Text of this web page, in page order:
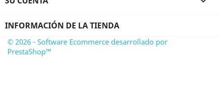
INFORMACIÓN DE LA TIENDA
© 2026 - Software Ecommerce desarrollado por
PrestaShop™